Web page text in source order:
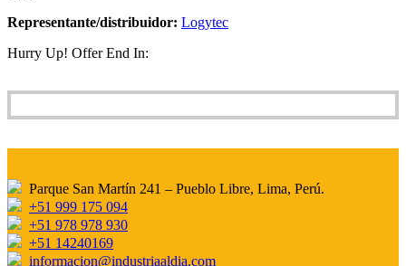
Representante/distribuidor: Logytec
Hurry Up! Offer End In:
Parque San Martín 241 – Pueblo Libre, Lima, Perú.
+51 999 175 094
+51 978 978 930
+51 14240169
informacion@industriaaldia.com